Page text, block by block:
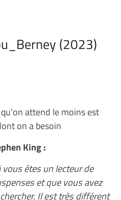
(2023)
attend le moins est
on a besoin
King :
vous êtes un lecteur de
et que vous avez
Il est très différent